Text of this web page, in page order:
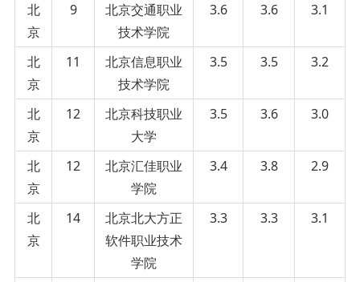
北
京
9
北京交通职业
技术学院
3.6 3.6 3.1
北
京
11
北京信息职业
技术学院
3.5 3.5 3.2
北
京
12
北京科技职业
大学
3.5 3.6 3.0
北
京
12
北京汇佳职业
学院
3.4 3.8 2.9
北
京
14
北京北大方正
软件职业技术
学院
3.3 3.3 3.1